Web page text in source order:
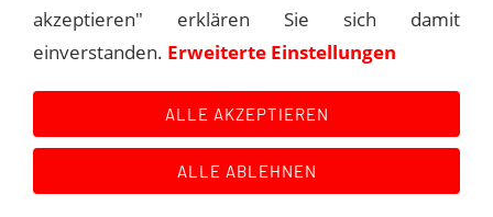
1977-11-03 LAS VEGAS, CAESARS PALACE
(2ND)
Main Event History
akzeptieren" erklären Sie sich damit
einverstanden. Erweiterte Einstellungen
ALLE AKZEPTIEREN
ALLE ABLEHNEN